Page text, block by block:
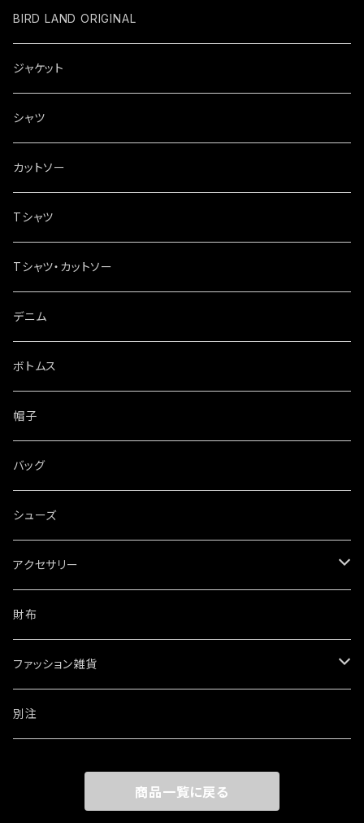
BIRD LAND ORIGINAL
ジャケット
シャツ
カットソー
Tシャツ
Tシャツ・カットソー
デニム
ボトムス
帽子
バッグ
シューズ
アクセサリー
ネックレス
ブレスレット・バングル
ウォレットチェーン
財布
ファッション雑貨
ワッペン・ステッカー
別注
商品一覧に戻る